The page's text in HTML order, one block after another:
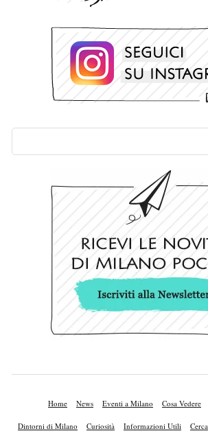
Home News Eventi a Milano Cosa Vedere
Dintorni di Milano Curiosità Informazioni Utili Cerca